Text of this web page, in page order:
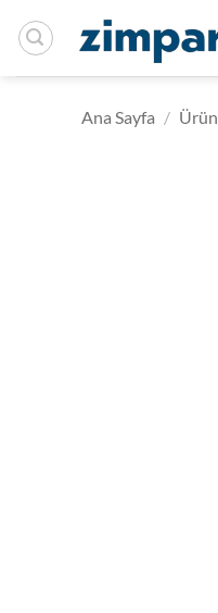
atla
Ana Sayfa / Ürün